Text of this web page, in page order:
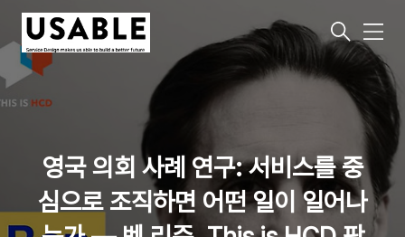
메
뉴
영국 의회 사례 연구: 서비스를 중
심으로 조직하면 어떤 일이 일어나